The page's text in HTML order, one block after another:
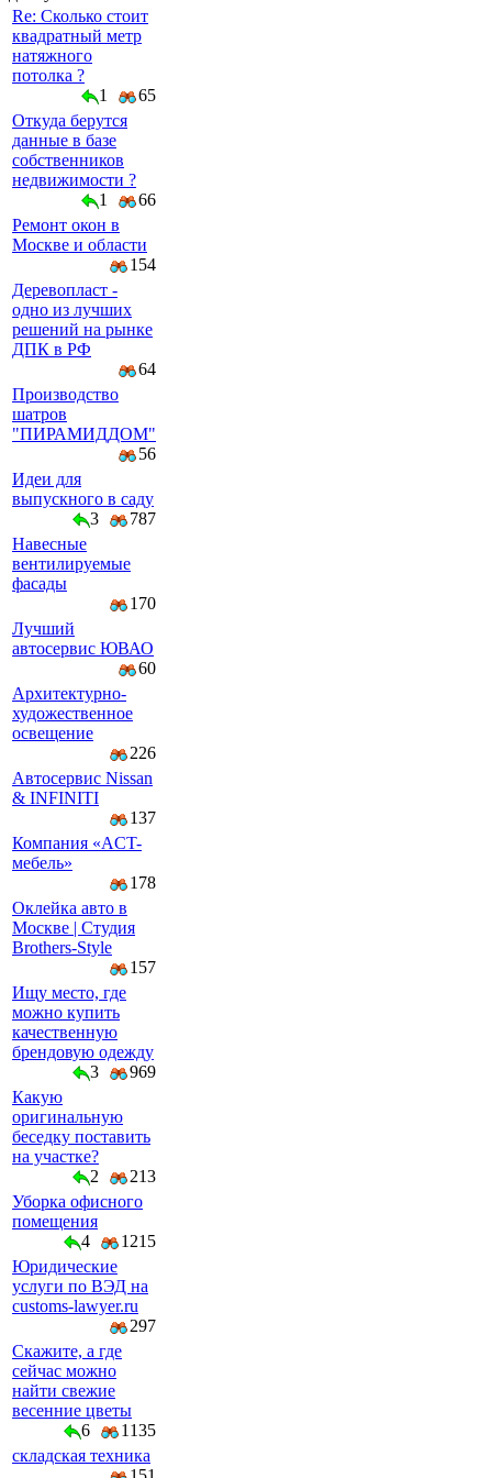
Re: Сколько стоит
квадратный метр
натяжного
потолка ?
1
65
Откуда берутся
данные в базе
собственников
недвижимости ?
1
66
Ремонт окон в
Москве и области
154
Деревопласт -
одно из лучших
решений на рынке
ДПК в РФ
64
Производство
шатров
"ПИРАМИДДОМ"
56
Идеи для
выпускного в саду
3
787
Навесные
вентилируемые
фасады
170
Лучший
автосервис ЮВАО
60
Архитектурно-
художественное
освещение
226
Автосервис Nissan
& INFINITI
137
Компaния «AСT-
мeбeль»
178
Оклейка авто в
Москве | Студия
Brothers-Style
157
Ищу место, где
можно купить
качественную
брендовую одежду
3
969
Какую
оригинальную
беседку поставить
на участке?
2
213
Уборка офисного
помещения
4
1215
Юридические
услуги по ВЭД на
customs-lawyer.ru
297
Скажите, а где
сейчас можно
найти свежие
весенние цветы
6
1135
складская техника